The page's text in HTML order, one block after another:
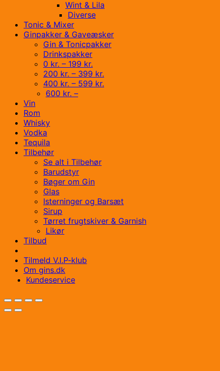
Wint & Lila
Diverse
Tonic & Mixer
Ginpakker & Gaveæsker
Gin & Tonicpakker
Drinkspakker
0 kr. – 199 kr.
200 kr. – 399 kr.
400 kr. – 599 kr.
600 kr. –
Vin
Rom
Whisky
Vodka
Tequila
Tilbehør
Se alt i Tilbehør
Barudstyr
Bøger om Gin
Glas
Isterninger og Barsæt
Sirup
Tørret frugtskiver & Garnish
Likør
Tilbud
Tilmeld V.I.P-klub
Om gins.dk
Kundeservice